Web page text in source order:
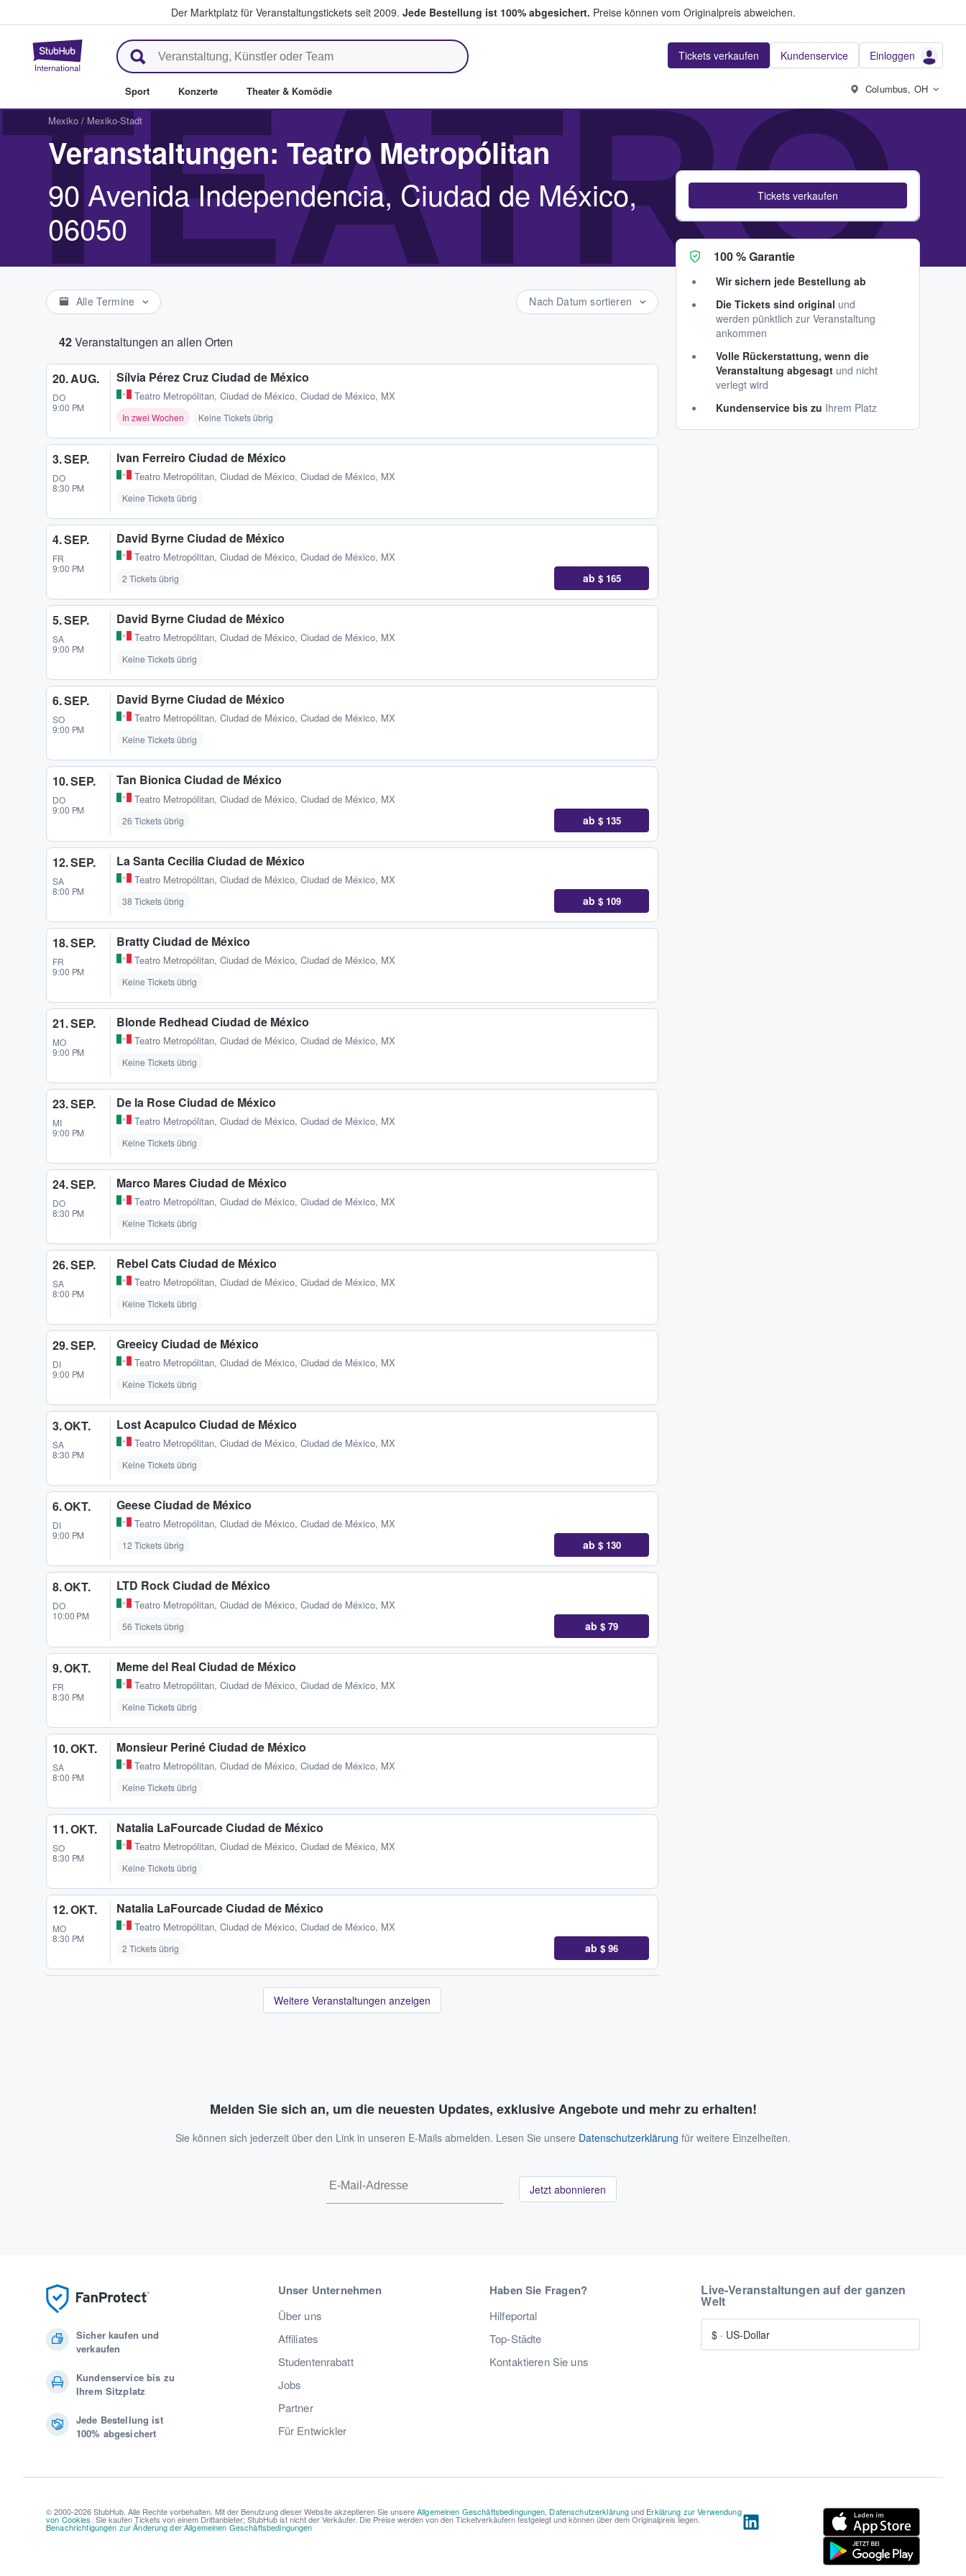
Der Marktplatz für Veranstaltungstickets seit 2009. Jede Bestellung ist 100% abgesichert. Preise können vom Originalpreis abweichen.
StubHub - Wo Fans Tickets kaufen & verkaufen Tickets verkaufen Kundenservice Einloggen
Sport Konzerte Theater & Komödie Columbus, OH
Mexiko / Mexiko-Stadt
Veranstaltungen: Teatro Metropólitan
90 Avenida Independencia, Ciudad de México,
06050
Alle Termine Nach Datum sortieren
42Veranstaltungen an allen Orten
20. AUG.
DO
9:00 PM
Sílvia Pérez Cruz Ciudad de México
Teatro Metropólitan, Ciudad de México, Ciudad de México, MX
In zwei Wochen Keine Tickets übrig
3. SEP.
DO
8:30 PM
Ivan Ferreiro Ciudad de México
Teatro Metropólitan, Ciudad de México, Ciudad de México, MX
Keine Tickets übrig
4. SEP.
FR
9:00 PM
David Byrne Ciudad de México
Teatro Metropólitan, Ciudad de México, Ciudad de México, MX
2 Tickets übrig ab $ 165
5. SEP.
SA
9:00 PM
David Byrne Ciudad de México
Teatro Metropólitan, Ciudad de México, Ciudad de México, MX
Keine Tickets übrig
6. SEP.
SO
9:00 PM
David Byrne Ciudad de México
Teatro Metropólitan, Ciudad de México, Ciudad de México, MX
Keine Tickets übrig
10. SEP.
DO
9:00 PM
Tan Bionica Ciudad de México
Teatro Metropólitan, Ciudad de México, Ciudad de México, MX
26 Tickets übrig ab $ 135
12. SEP.
SA
8:00 PM
La Santa Cecilia Ciudad de México
Teatro Metropólitan, Ciudad de México, Ciudad de México, MX
38 Tickets übrig ab $ 109
18. SEP.
FR
9:00 PM
Bratty Ciudad de México
Teatro Metropólitan, Ciudad de México, Ciudad de México, MX
Keine Tickets übrig
21. SEP.
MO
9:00 PM
Blonde Redhead Ciudad de México
Teatro Metropólitan, Ciudad de México, Ciudad de México, MX
Keine Tickets übrig
23. SEP.
MI
9:00 PM
De la Rose Ciudad de México
Teatro Metropólitan, Ciudad de México, Ciudad de México, MX
Keine Tickets übrig
24. SEP.
DO
8:30 PM
Marco Mares Ciudad de México
Teatro Metropólitan, Ciudad de México, Ciudad de México, MX
Keine Tickets übrig
26. SEP.
SA
8:00 PM
Rebel Cats Ciudad de México
Teatro Metropólitan, Ciudad de México, Ciudad de México, MX
Keine Tickets übrig
29. SEP.
DI
9:00 PM
Greeicy Ciudad de México
Teatro Metropólitan, Ciudad de México, Ciudad de México, MX
Keine Tickets übrig
3. OKT.
SA
8:30 PM
Lost Acapulco Ciudad de México
Teatro Metropólitan, Ciudad de México, Ciudad de México, MX
Keine Tickets übrig
6. OKT.
DI
9:00 PM
Geese Ciudad de México
Teatro Metropólitan, Ciudad de México, Ciudad de México, MX
12 Tickets übrig ab $ 130
8. OKT.
DO
10:00 PM
LTD Rock Ciudad de México
Teatro Metropólitan, Ciudad de México, Ciudad de México, MX
56 Tickets übrig ab $ 79
9. OKT.
FR
8:30 PM
Meme del Real Ciudad de México
Teatro Metropólitan, Ciudad de México, Ciudad de México, MX
Keine Tickets übrig
10. OKT.
SA
8:00 PM
Monsieur Periné Ciudad de México
Teatro Metropólitan, Ciudad de México, Ciudad de México, MX
Keine Tickets übrig
11. OKT.
SO
8:30 PM
Natalia LaFourcade Ciudad de México
Teatro Metropólitan, Ciudad de México, Ciudad de México, MX
Keine Tickets übrig
12. OKT.
MO
8:30 PM
Natalia LaFourcade Ciudad de México
Teatro Metropólitan, Ciudad de México, Ciudad de México, MX
2 Tickets übrig ab $ 96
Weitere Veranstaltungen anzeigen
Tickets verkaufen
100 % Garantie
Wir sichern jede Bestellung ab
Die Tickets sind original und
werden pünktlich zur Veranstaltung
ankommen
Volle Rückerstattung, wenn die
Veranstaltung abgesagt und nicht
verlegt wird
Kundenservice bis zu Ihrem Platz
Melden Sie sich an, um die neuesten Updates, exklusive Angebote und mehr zu erhalten!
Sie können sich jederzeit über den Link in unseren E-Mails abmelden. Lesen Sie unsere Datenschutzerklärung für weitere Einzelheiten.
Jetzt abonnieren
Sicher kaufen und
verkaufen
Kundenservice bis zu
Ihrem Sitzplatz
Jede Bestellung ist
100% abgesichert
Unser Unternehmen
Über uns
Affiliates
Studentenrabatt
Jobs
Partner
Für Entwickler
Haben Sie Fragen?
Hilfeportal
Top-Städte
Kontaktieren Sie uns
Live-Veranstaltungen auf der ganzen
Welt
$ · US-Dollar
© 2000-2026 StubHub. Alle Rechte vorbehalten. Mit der Benutzung dieser Website akzeptieren Sie unsereAllgemeinen Geschäftsbedingungen Datenschutzerklärungund Erklärung zur Verwendung
von Cookies . Sie kaufen Tickets von einem Drittanbieter; StubHub ist nicht der Verkäufer. Die Preise werden von den Ticketverkäufern festgelegt und können über dem Originalpreis liegen.
Benachrichtigungen zur Änderung der Allgemeinen Geschäftsbedingungen